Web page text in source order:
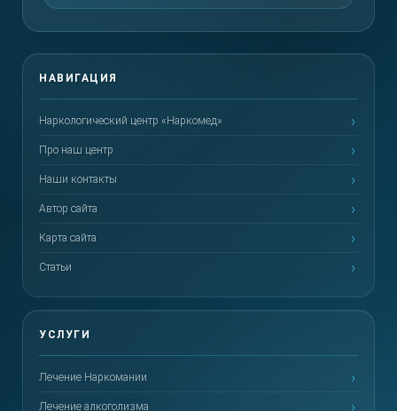
Наркологический центр «Наркомед»
Про наш центр
Наши контакты
Автор сайта
Карта сайта
Статьи
Лечение Наркомании
Лечение алкоголизма